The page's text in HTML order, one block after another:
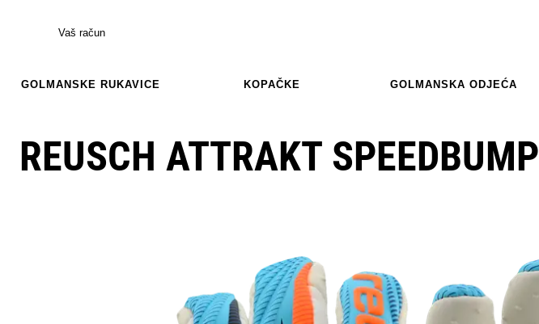
Vaš račun
GOLMANSKE RUKAVICE KOPAČKE GOLMANSKA ODJEĆA
REUSCH ATTRAKT SPEEDBUMP